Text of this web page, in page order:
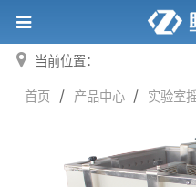
当前位置：
首页 / 产品中心 / 实验室